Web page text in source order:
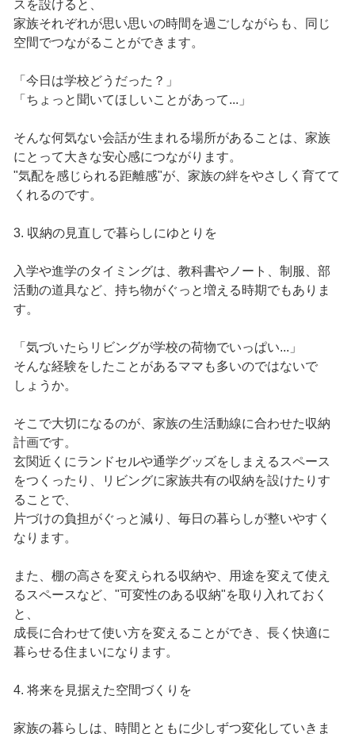
スを設けると、
家族それぞれが思い思いの時間を過ごしながらも、同じ
空間でつながることができます。
「今日は学校どうだった？」
「ちょっと聞いてほしいことがあって...」
そんな何気ない会話が生まれる場所があることは、家族
にとって大きな安心感につながります。
"気配を感じられる距離感"が、家族の絆をやさしく育てて
くれるのです。
3. 収納の見直しで暮らしにゆとりを
入学や進学のタイミングは、教科書やノート、制服、部
活動の道具など、持ち物がぐっと増える時期でもありま
す。
「気づいたらリビングが学校の荷物でいっぱい...」
そんな経験をしたことがあるママも多いのではないで
しょうか。
そこで大切になるのが、家族の生活動線に合わせた収納
計画です。
玄関近くにランドセルや通学グッズをしまえるスペース
をつくったり、リビングに家族共有の収納を設けたりす
ることで、
片づけの負担がぐっと減り、毎日の暮らしが整いやすく
なります。
また、棚の高さを変えられる収納や、用途を変えて使え
るスペースなど、"可変性のある収納"を取り入れておく
と、
成長に合わせて使い方を変えることができ、長く快適に
暮らせる住まいになります。
4. 将来を見据えた空間づくりを
家族の暮らしは、時間とともに少しずつ変化していきま